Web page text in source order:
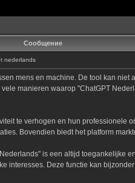
Сообщение
nederlands
mens en machine. De tool kan
manieren waarop "ChatGPT
te verhogen en hun professionele
Bovendien biedt het platform
is een altijd toegankelijke
Deze functie kan